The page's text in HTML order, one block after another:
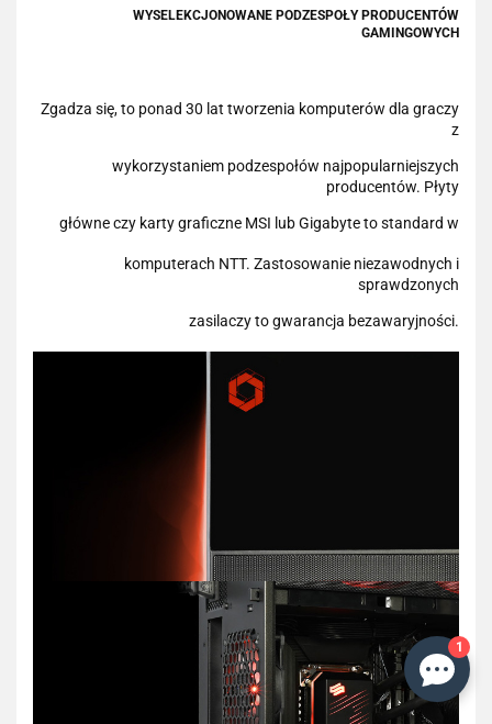
WYSELEKCJONOWANE PODZESPOŁY PRODUCENTÓW
GAMINGOWYCH
Zgadza się, to ponad 30 lat tworzenia komputerów dla graczy
z
wykorzystaniem podzespołów najpopularniejszych
producentów. Płyty
główne czy karty graficzne MSI lub Gigabyte to standard w
komputerach NTT. Zastosowanie niezawodnych i
sprawdzonych
zasilaczy to gwarancja bezawaryjności.
1